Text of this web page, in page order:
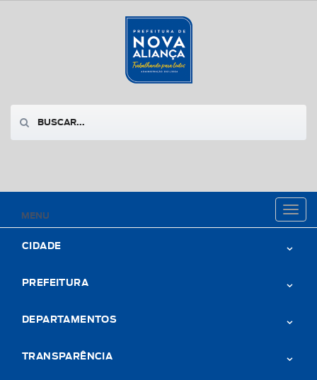
MENU
Toggle
CIDADE
PREFEITURA
DEPARTAMENTOS
TRANSPARÊNCIA